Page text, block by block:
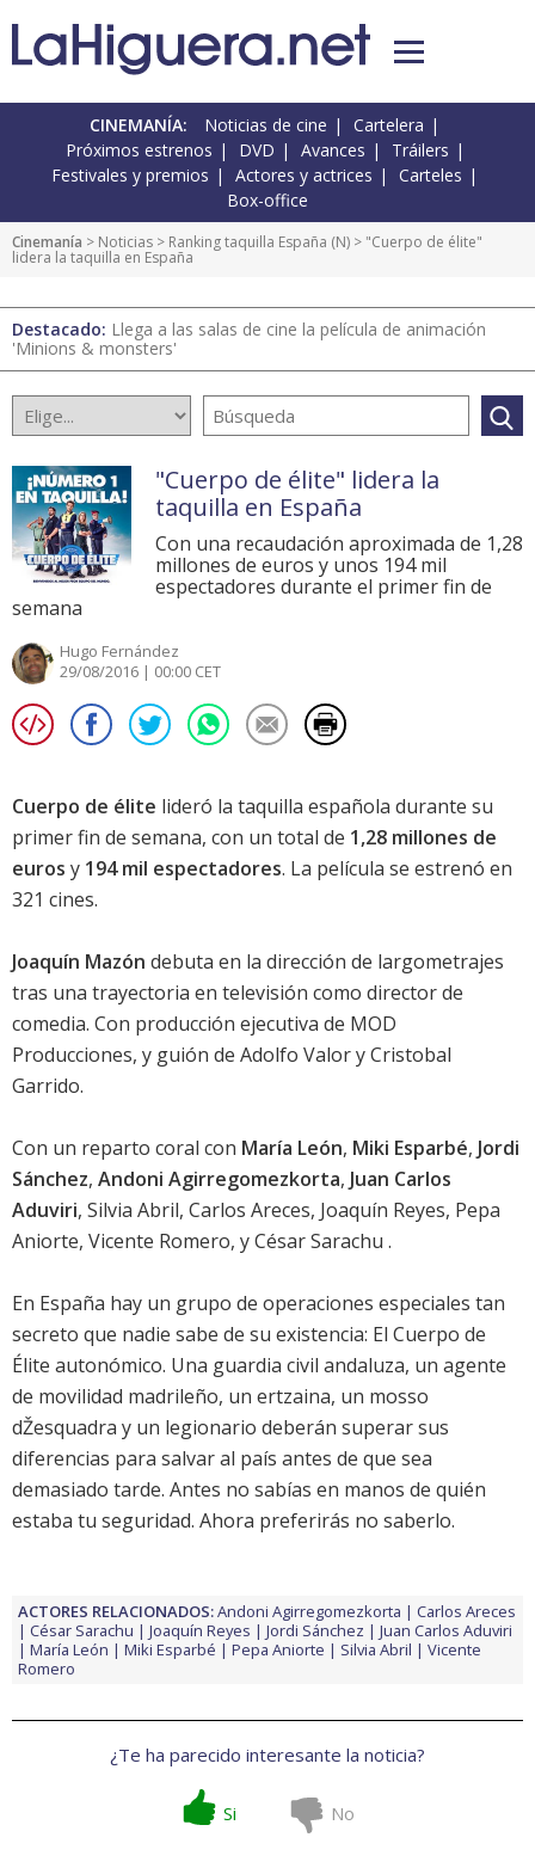
CINEMANÍA: Noticias de cine
Cartelera
Próximos estrenos
DVD Avances
Tráilers
Festivales y premios
Actores y actrices
Carteles
Box-office
Cinemanía > Noticias > Ranking taquilla España (N) > "Cuerpo de élite"
lidera la taquilla en España
Destacado: Llega a las salas de cine la película de animación
'Minions & monsters'
"Cuerpo de élite" lidera la
taquilla en España
Con una recaudación aproximada de 1,28
millones de euros y unos 194 mil
espectadores durante el primer fin de
semana
Hugo Fernández
29/08/2016 | 00:00 CET
Cuerpo de élite lideró la taquilla española durante su
primer fin de semana, con un total de 1,28 millones de
euros y 194 mil espectadores. La película se estrenó en
321 cines.
Joaquín Mazón debuta en la dirección de largometrajes
tras una trayectoria en televisión como director de
comedia. Con producción ejecutiva de MOD
Producciones, y guión de Adolfo Valor y Cristobal
Garrido.
Con un reparto coral con María León, Miki Esparbé, Jordi
Sánchez, Andoni Agirregomezkorta, Juan Carlos
Aduviri, Silvia Abril, Carlos Areces, Joaquín Reyes, Pepa
Aniorte, Vicente Romero, yCésar Sarachu .
En España hay un grupo de operaciones especiales tan
secreto que nadie sabe de su existencia: El Cuerpo de
Élite autonómico. Una guardia civil andaluza, un agente
de movilidad madrileño, un ertzaina, un mosso
dŽesquadra y un legionario deberán superar sus
diferencias para salvar al país antes de que sea
demasiado tarde. Antes no sabías en manos de quién
estaba tu seguridad. Ahora preferirás no saberlo.
ACTORES RELACIONADOS:Andoni Agirregomezkorta
Carlos Areces
César Sarachu
Joaquín Reyes Jordi Sánchez
Juan Carlos Aduviri
María León
Miki Esparbé Pepa Aniorte Silvia Abril
Vicente
Romero
¿Te ha parecido interesante la noticia?
Si No